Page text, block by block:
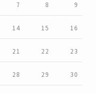
7 8 9
14 15 16
21 22 23
28 29 30